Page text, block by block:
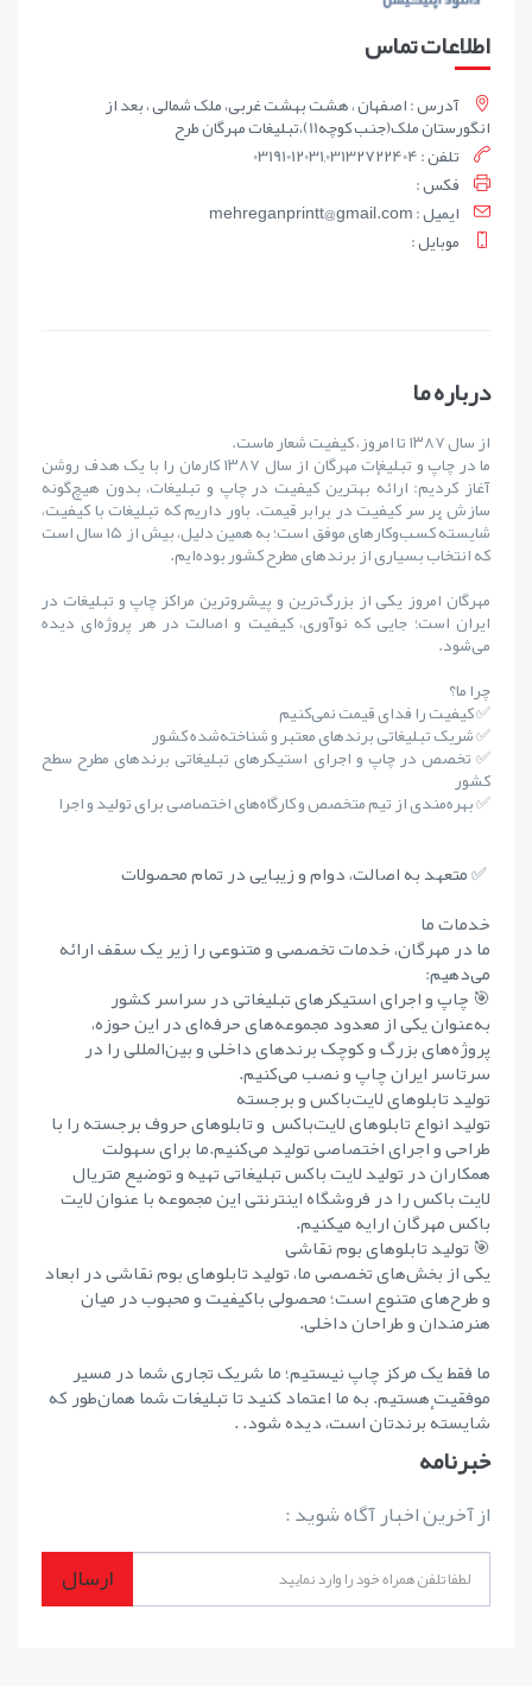
اطلاعات تماس
آدرس : اصفهان ، هشت بهشت غربی، ملک شمالی ، بعد از
انگورستان ملک(جنب کوچه11)،تبلیغات مهرگان طرح
تلفن : 03191012031,03132722404
فکس :
ايميل : mehreganprintt@gmail.com
موبايل :
درباره ما
از سال ۱۳۸۷ تا امروز، کیفیت شعار ماست.
ما در چاپ و تبلیغات مهرگان از سال ۱۳۸۷ کارمان را با یک هدف روشن
آغاز کردیم: ارائهٔ بهترین کیفیت در چاپ و تبلیغات، بدون هیچ‌گونه
سازش بر سر کیفیت در برابر قیمت. باور داریم که تبلیغات با کیفیت،
شایستهٔ کسب‌وکارهای موفق است؛ به همین دلیل، بیش از ۱۵ سال است
که انتخاب بسیاری از برندهای مطرح کشور بوده‌ایم.
مهرگان امروز یکی از بزرگ‌ترین و پیشروترین مراکز چاپ و تبلیغات در
ایران است؛ جایی که نوآوری، کیفیت و اصالت در هر پروژه‌ای دیده
می‌شود.
چرا ما؟
✅ کیفیت را فدای قیمت نمی‌کنیم
✅ شریک تبلیغاتی برندهای معتبر و شناخته‌شده کشور
✅ تخصص در چاپ و اجرای استیکرهای تبلیغاتی برندهای مطرح سطح
کشور
✅ بهره‌مندی از تیم متخصص و کارگاه‌های اختصاصی برای تولید و اجرا
✅ متعهد به اصالت، دوام و زیبایی در تمام محصولات
خدمات ما
ما در مهرگان، خدمات تخصصی و متنوعی را زیر یک سقف ارائه
می‌دهیم:
🎯 چاپ و اجرای استیکرهای تبلیغاتی در سراسر کشور
به‌عنوان یکی از معدود مجموعه‌های حرفه‌ای در این حوزه،
پروژه‌های بزرگ و کوچک برندهای داخلی و بین‌المللی را در
سرتاسر ایران چاپ و نصب می‌کنیم.
تولید تابلوهای لایت‌باکس و برجسته
تولید انواع تابلوهای لایت‌باکس و تابلوهای حروف برجسته را با
طراحی و اجرای اختصاصی تولید می‌کنیم.ما برای سهولت
همکاران در تولید لایت باکس تبلیغاتی تهیه و توضیع متریال
لایت باکس را در فروشگاه اینترنتی این مجموعه با عنوان لایت
باکس مهرگان ارایه میکنیم.
🎯 تولید تابلوهای بوم نقاشی
یکی از بخش‌های تخصصی ما، تولید تابلوهای بوم نقاشی در ابعاد
و طرح‌های متنوع است؛ محصولی باکیفیت و محبوب در میان
هنرمندان و طراحان داخلی.
ما فقط یک مرکز چاپ نیستیم؛ ما شریک تجاری شما در مسیر
موفقیت هستیم. به ما اعتماد کنید تا تبلیغات شما همان‌طور که
شایستهٔ برندتان است، دیده شود. .
خبرنامه
از آخرین اخبار آگاه شوید :
ارسال